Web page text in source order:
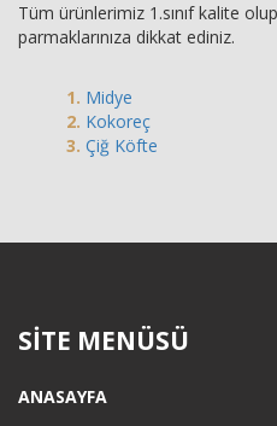
Tüm ürünlerimiz 1.sınıf kalite
parmaklarınıza dikkat ediniz.
Midye
Kokoreç
Çiğ Köfte
SITE MENÜSÜ
ANASAYFA